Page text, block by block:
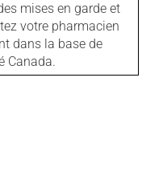
mises en garde et
votre pharmacien
dans la base de
Canada.